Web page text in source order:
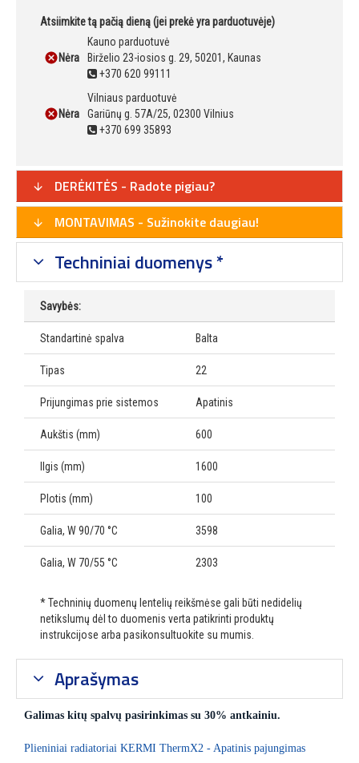
Atsiimkite tą pačią dieną (jei prekė yra parduotuvėje)
Nėra
Kauno parduotuvė
Birželio 23-iosios g. 29, 50201, Kaunas
+370 620 99111
Nėra
Vilniaus parduotuvė
Gariūnų g. 57A/25, 02300 Vilnius
+370 699 35893
DERĖKITĖS - Radote pigiau?
MONTAVIMAS - Sužinokite daugiau!
Techniniai duomenys *
Savybės:
Standartinė spalva Balta
Tipas 22
Prijungimas prie sistemos Apatinis
Aukštis (mm) 600
Ilgis (mm) 1600
Plotis (mm) 100
Galia, W 90/70 °C 3598
Galia, W 70/55 °C 2303
* Techninių duomenų lentelių reikšmėse gali būti nedidelių
netikslumų dėl to duomenis verta patikrinti produktų
instrukcijose arba pasikonsultuokite su mumis.
Aprašymas
Galimas kitų spalvų pasirinkimas su 30% antkainiu.
Plieniniai radiatoriai KERMI ThermX2 - Apatinis pajungimas